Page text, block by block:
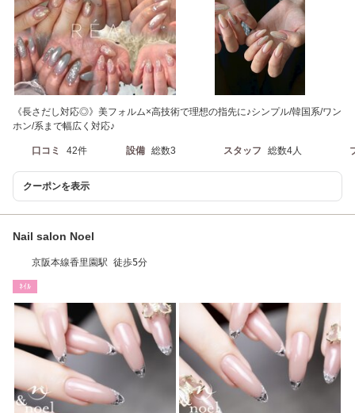
《長さだし対応◎》美フォルム×高技術で理想の指先に♪シンプル/韓国系/ワン
ホン/系まで幅広く対応♪
口コミ 42件 設備 総数3 スタッフ 総数4人
クーポンを表示
Nail salon Noel
京阪本線香里園駅 徒歩5分
ﾈｲﾙ